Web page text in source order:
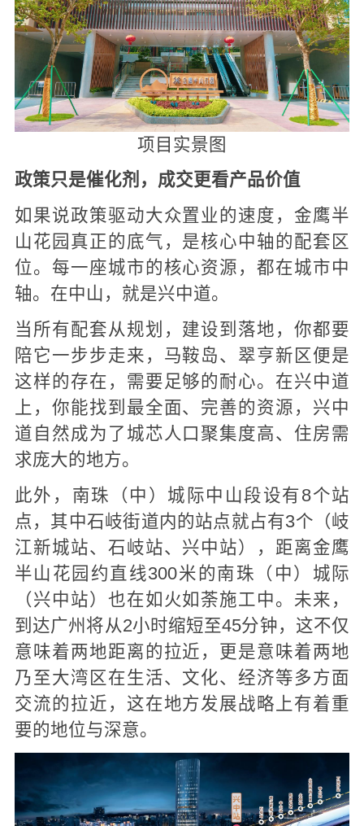
项目实景图
政策只是催化剂，成交更看产品价值
如果说政策驱动大众置业的速度，金鹰半
山花园真正的底气，是核心中轴的配套区
位。每一座城市的核心资源，都在城市中
轴。在中山，就是兴中道。
当所有配套从规划，建设到落地，你都要
陪它一步步走来，马鞍岛、翠亨新区便是
这样的存在，需要足够的耐心。在兴中道
上，你能找到最全面、完善的资源，兴中
道自然成为了城芯人口聚集度高、住房需
求庞大的地方。
此外，南珠（中）城际中山段设有8个站
点，其中石岐街道内的站点就占有3个（岐
江新城站、石岐站、兴中站），距离金鹰
半山花园约直线300米的南珠（中）城际
（兴中站）也在如火如荼施工中。未来，
到达广州将从2小时缩短至45分钟，这不仅
意味着两地距离的拉近，更是意味着两地
乃至大湾区在生活、文化、经济等多方面
交流的拉近，这在地方发展战略上有着重
要的地位与深意。